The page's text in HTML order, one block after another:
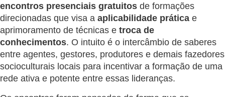
encontros presenciais gratuitos de formações
direcionadas que visa a aplicabilidade prática e
aprimoramento de técnicas e troca de
conhecimentos. O intuito é o intercâmbio de saberes
entre agentes, gestores, produtores e demais fazedores
socioculturais locais para incentivar a formação de uma
rede ativa e potente entre essas lideranças.